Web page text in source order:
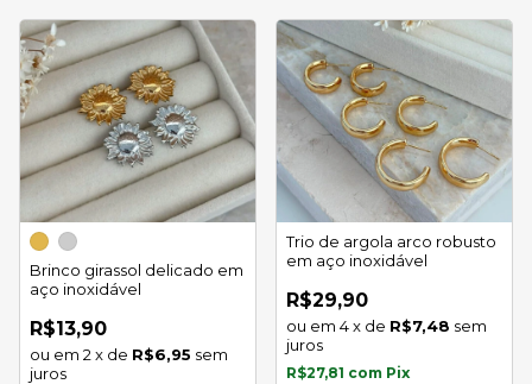
Brinco girassol delicado em
aço inoxidável
R$13,90
2 x de R$6,95 sem
juros
Trio de argola arco robusto
em aço inoxidável
R$29,90
4x de R$7,48 sem
juros
R$27,81 com Pix